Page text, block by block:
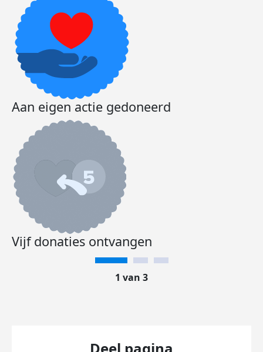
Aan eigen actie gedoneerd
Vijf donaties ontvangen
1 van 3